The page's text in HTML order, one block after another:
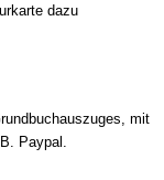
dazu
mit
Paypal.